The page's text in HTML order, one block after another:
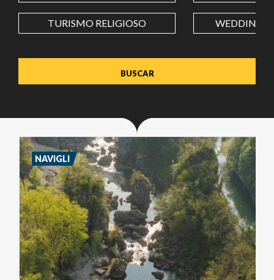
Value in decimal degrees. Use dot (.) as decimal separator.
TURISMO RELIGIOSO WEDDING
NAVIGLI